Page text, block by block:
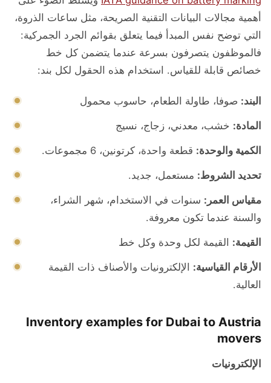
أهمية مجالات البيانات التقنية الصريحة، مثل ساعات الذروة،
التي توضح نفس المبدأ فيما يتعلق بقوائم الجرد الجمركية:
فالموظفون يتصرفون بسرعة عندما يتضمن كل خط
خصائص قابلة للقياس. استخدام هذه الحقول لكل بند:
البند:صوفا، طاولة الطعام، حاسوب محمول
المادة:خشب، معدني، زجاج، نسيج
الكمية والوحدة:قطعة واحدة، كرتونين، 6 مجموعات.
تحديد الشروط:مستعمل، جديد.
مقياس العمر: سنوات في الاستخدام، شهر الشراء،
والسنة عندما تكون معروفة.
القيمة:القيمة لكل وحدة وكل خط
الأرقام القياسية:الإلكترونيات والأصناف ذات القيمة
العالية.
Inventory examples for Dubai to Austria
movers
الإلكترونيات